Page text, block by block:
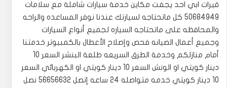
قيرات ابي احد يجفت مكاين خدمة سيارات شاملة مع سلامات
50684949 كل ماتحتاجه لسيارتك عندنا نوفر المساعده والراحه
والمحافظه على ماتحتاجه السياره لجميع أنواع السيارات
وجميع أعمال الصيانه فحص وإصلاح الأعطال بالكمبيوتر خدمتنا
أمام منازلكم وخدمة الطرق السريعه طلعة البنشر السعر 10
دينار كويتي او الونش السعر 10 دينار كويتي او الكهربائي السعر
10 دينار كويتي خدمه متواصله 24 ساعه إتصل 56656632 نصل